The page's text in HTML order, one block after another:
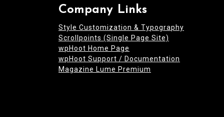
Company Links
Style Customization & Typography
Scrollpoints (Single Page Site)
wpHoot Home Page
wpHoot Support / Documentation
Magazine Lume Premium